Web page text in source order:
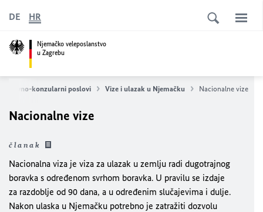
Njemačko veleposlanstvo
u Zagrebu
DE HR
i pravno-konzularni poslovi Vize i ulazak u Njemačku Nacionalne vize
Nacionalne vize
članak
Nacionalna viza je viza za ulazak u zemlju radi dugotrajnog
boravka s određenom svrhom boravka. U pravilu se izdaje
za razdoblje od 90 dana, a u određenim slučajevima i dulje.
Nakon ulaska u Njemačku potrebno je zatražiti dozvolu